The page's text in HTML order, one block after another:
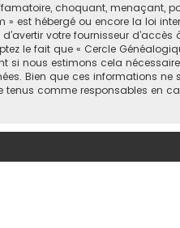
choquant, menaçant,
est hébergé ou encore la loi
votre fournisseur d’accès
le fait que « Cercle
nous estimons cela
Bien que ces informations
tenus comme responsables en